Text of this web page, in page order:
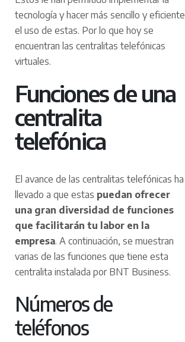
tecnología y hacer más sencillo y eficiente
el uso de estas. Por lo que hoy se
encuentran las centralitas telefónicas
virtuales.
Funciones de una
centralita
telefónica
El avance de las centralitas telefónicas ha
llevado a que estas puedan ofrecer
una gran diversidad de funciones
que facilitarán tu labor en la
empresa. A continuación, se muestran
varias de las funciones que tiene esta
centralita instalada por BNT Business.
Números de
teléfonos